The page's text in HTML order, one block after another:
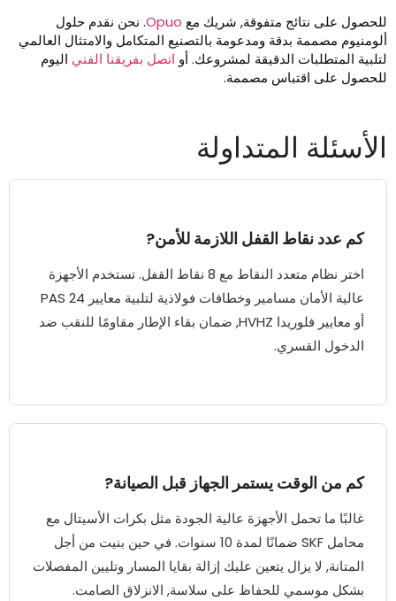
على نتائج متفوقة, شريك معOpuo. نحن نقدم حلول
مصممة بدقة ومدعومة بالتصنيع المتكامل والامتثال العالمي
المتطلبات الدقيقة لمشروعك. أواتصل بفريقنا الفنياليوم
على اقتباس مصممة.
المتداولة
كم عدد نقاط القفل اللازمة للأمن?
اختر نظام متعدد النقاط مع 8 نقاط القفل. تستخدم الأجهزة
عالية الأمان مسامير وخطافات فولاذية لتلبية معايير PAS 24
أو معايير فلوريدا HVHZ, ضمان بقاء الإطار مقاومًا للنقب ضد
الدخول القسري.
كم من الوقت يستمر الجهاز قبل الصيانة?
غالبًا ما تحمل الأجهزة عالية الجودة مثل بكرات الأسيتال مع
محامل SKF ضمانًا لمدة 10 سنوات. في حين بنيت من أجل
المتانة, لا يزال يتعين عليك إزالة بقايا المسار وتليين المفصلات
بشكل موسمي للحفاظ على سلاسة, الانزلاق الصامت.